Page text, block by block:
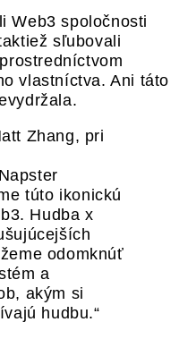
Web3 spoločnosti
sľubovali
vlastníctva. Ani táto
Zhang, pri
túto ikonickú
Hudba x
odomknúť
a
akým si
hudbu.“